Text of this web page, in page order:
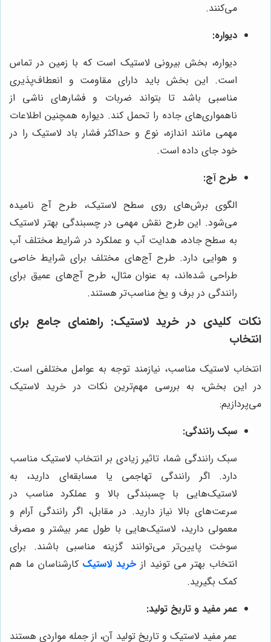
می‌کنند.
دیواره:
دیواره، بخش بیرونی لاستیک است که با زمین در تماس
است. این بخش باید دارای مقاومت و انعطاف‌پذیری
مناسبی باشد تا بتواند ضربات و فشارهای ناشی از
ناهمواری‌های جاده را تحمل کند. دیواره همچنین اطلاعات
مهمی مانند اندازه، نوع و حداکثر فشار باد لاستیک را در
خود جای داده است.
طرح آج:
الگوی برش‌های روی سطح لاستیک، طرح آج نامیده
می‌شود. این طرح نقش مهمی در چسبندگی بهتر لاستیک
به سطح جاده، هدایت آب و عملکرد در شرایط مختلف آب
و هوایی دارد. طرح آج‌های مختلف برای شرایط خاصی
طراحی شده‌اند، به عنوان مثال، طرح آج‌های عمیق برای
رانندگی در برف و یخ مناسب‌تر هستند.
نکات کلیدی در خرید لاستیک: راهنمای جامع برای
انتخاب
انتخاب لاستیک مناسب، نیازمند توجه به عوامل مختلفی است.
در این بخش، به بررسی مهم‌ترین نکات در خرید لاستیک
می‌پردازیم:
سبک رانندگی:
سبک رانندگی شما، تاثیر زیادی بر انتخاب لاستیک مناسب
دارد. اگر رانندگی تهاجمی یا مسابقه‌ای دارید، به
لاستیک‌هایی با چسبندگی بالا و عملکرد مناسب در
سرعت‌های بالا نیاز دارید. در مقابل، اگر رانندگی آرام و
معمولی دارید، لاستیک‌هایی با طول عمر بیشتر و مصرف
سوخت پایین‌تر می‌توانند گزینه مناسبی باشند. برای
انتخاب بهتر می تونید از خرید لاستیک کارشناسان ما هم
کمک بگیرید.
عمر مفید و تاریخ تولید:
عمر مفید لاستیک و تاریخ تولید آن، از جمله مواردی هستند